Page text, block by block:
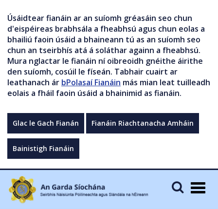
Úsáidtear fianáin ar an suíomh gréasáin seo chun
d'eispéireas brabhsála a fheabhsú agus chun eolas a
bhailiú faoin úsáid a bhaineann tú as an suíomh seo
chun an tseirbhís atá á soláthar againn a fheabhsú.
Mura nglactar le fianáin ní oibreoidh gnéithe áirithe
den suíomh, cosúil le físeán. Tabhair cuairt ar
leathanach ár bPolasaí Fianáin más mian leat tuilleadh
eolais a fháil faoin úsáid a bhainimid as fianáin.
Glac le Gach Fianán Fianáin Riachtanacha Amháin
Bainistigh Fianáin